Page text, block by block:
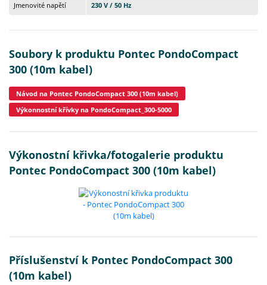
Jmenovité napětí 230 V / 50 Hz
Soubory k produktu Pontec PondoCompact
300 (10m kabel)
Návod na Pontec PondoCompact 300 (10m kabel)
Výkonnostní křívky na PondoCompact_300-5000
Výkonostní křivka/fotogalerie produktu
Pontec PondoCompact 300 (10m kabel)
Příslušenství k Pontec PondoCompact 300
(10m kabel)